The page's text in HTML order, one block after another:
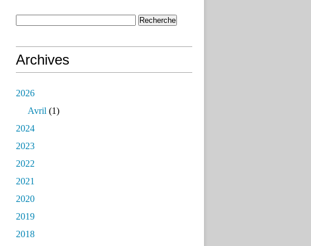
Archives
2026
Avril (1)
2024
2023
2022
2021
2020
2019
2018